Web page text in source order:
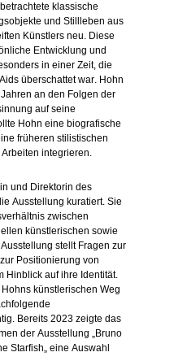
betrachtete klassische
und Stillleben aus
Künstlers neu. Diese
Entwicklung und
in einer Zeit, die
Aids überschattet war. Hohn
Jahren an den Folgen der
auf seine
Hohn eine biografische
früheren stilistischen
Arbeiten integrieren.
und Direktorin des
Ausstellung kuratiert. Sie
zwischen
künstlerischen sowie
Ausstellung stellt Fragen zur
zur Positionierung von
Hinblick auf ihre Identität.
Hohns künstlerischen Weg
. Bereits 2023 zeigte das
der Ausstellung „Bruno
Starfish„ eine Auswahl